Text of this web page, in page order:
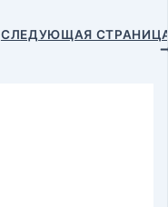
СЛЕДУЮЩАЯ